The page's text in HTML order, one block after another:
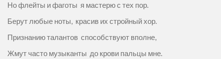
Но флейты и фаготы я мастерю с тех пор.
Берут любые ноты, красив их стройный хор.
Признанию талантов способствуют вполне,
Жмут часто музыканты до крови пальцы мне.